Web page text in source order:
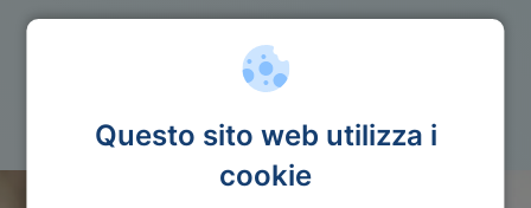
Questo sito web utilizza i
cookie